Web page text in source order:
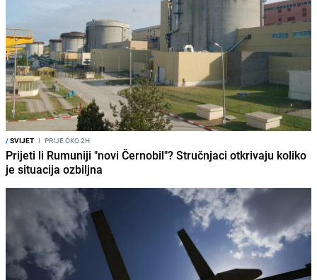
/SVIJET I PRIJE OKO 2H
Prijeti li Rumuniji "novi Černobil"? Stručnjaci otkrivaju koliko
je situacija ozbiljna